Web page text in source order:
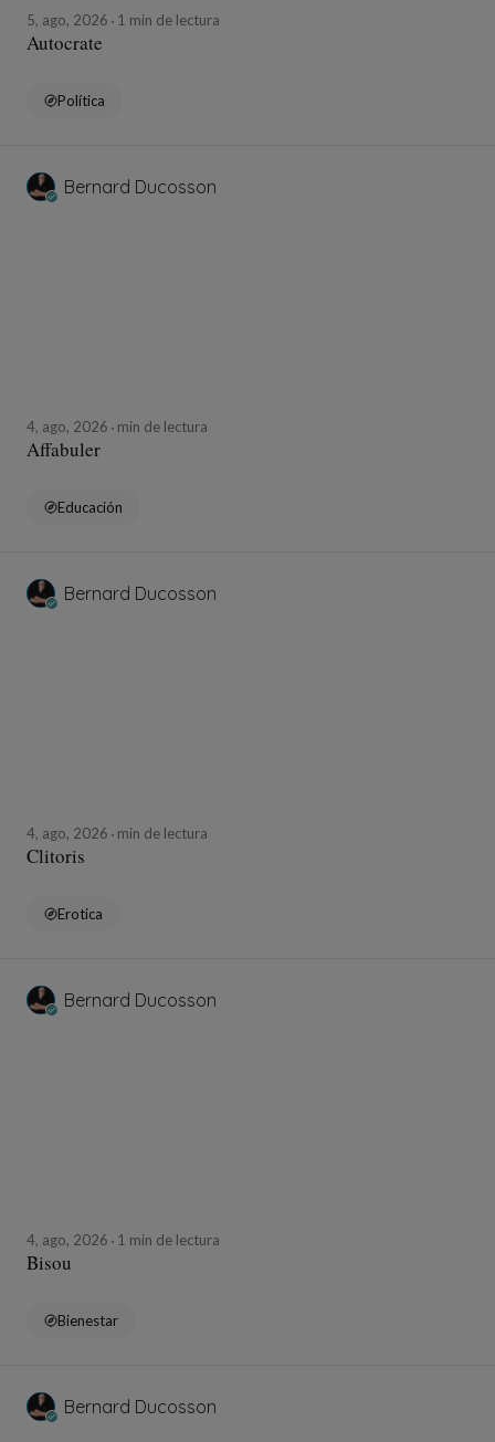
5, ago, 2026 1 min de lectura
Autocrate
Política
Bernard Ducosson
4, ago, 2026 min de lectura
Affabuler
Educación
Bernard Ducosson
4, ago, 2026 min de lectura
Clitoris
Erotica
Bernard Ducosson
4, ago, 2026 1 min de lectura
Bisou
Bienestar
Bernard Ducosson